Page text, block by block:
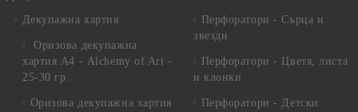
Декупажна хартия
Оризова декупажна
хартия А4 - Alchemy of Art -
25-30 гр.
Оризова декупажна хартия
Перфоратори - Сърца и
звезди
Перфоратори - Цветя, листа
и клонки
Перфоратори - Детски